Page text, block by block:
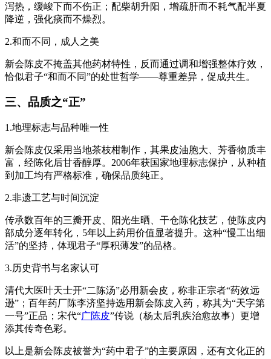
泻热，缓峻下而不伤正；配柴胡升阳，增疏肝而不耗气配半夏
降逆，强化痰而不燥烈。
2.和而不同，成人之美
新会陈皮不掩盖其他药材特性，反而通过调和增强整体疗效，
恰似君子“和而不同”的处世哲学——尊重差异，促成共生。
三、品质之“正”
1.地理标志与品种唯一性
新会陈皮仅采用当地茶枝柑制作，其果皮油胞大、芳香物质丰
富，经陈化后甘香醇厚。2006年获国家地理标志保护，从种植
到加工均有严格标准，确保品质纯正。
2.非遗工艺与时间沉淀
传承数百年的三瓣开皮、阳光生晒、干仓陈化技艺，使陈皮内
部成分逐年转化，5年以上药用价值显著提升。这种“慢工出细
活”的坚持，体现君子“厚积薄发”的品格。
3.历史背书与名家认可
清代大医叶天士开“二陈汤”必用新会皮，称非正宗者“药效远
逊”；百年药厂陈李济坚持选用新会陈皮入药，称其为“天字第
一号”正品；宋代“广陈皮”传说（杨太后乳疾治愈故事）更增
添其传奇色彩。
以上是新会陈皮被誉为“药中君子”的主要原因，还有文化正的